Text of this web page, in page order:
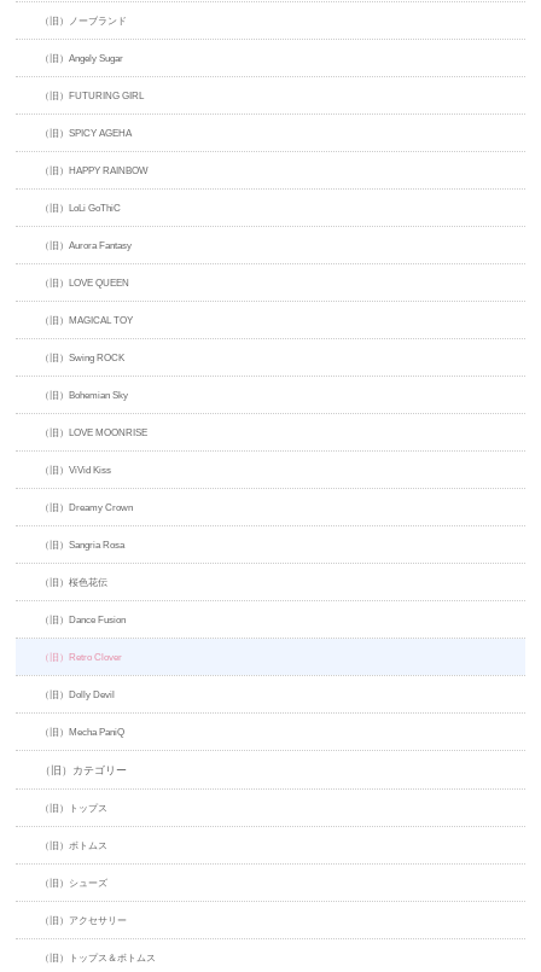
（旧）ノーブランド
（旧）Angely Sugar
（旧）FUTURING GIRL
（旧）SPICY AGEHA
（旧）HAPPY RAINBOW
（旧）LoLi GoThiC
（旧）Aurora Fantasy
（旧）LOVE QUEEN
（旧）MAGICAL TOY
（旧）Swing ROCK
（旧）Bohemian Sky
（旧）LOVE MOONRISE
（旧）ViVid Kiss
（旧）Dreamy Crown
（旧）Sangria Rosa
（旧）桜色花伝
（旧）Dance Fusion
（旧）Retro Clover
（旧）Dolly Devil
（旧）Mecha PaniQ
（旧）カテゴリー
（旧）トップス
（旧）ボトムス
（旧）シューズ
（旧）アクセサリー
（旧）トップス＆ボトムス